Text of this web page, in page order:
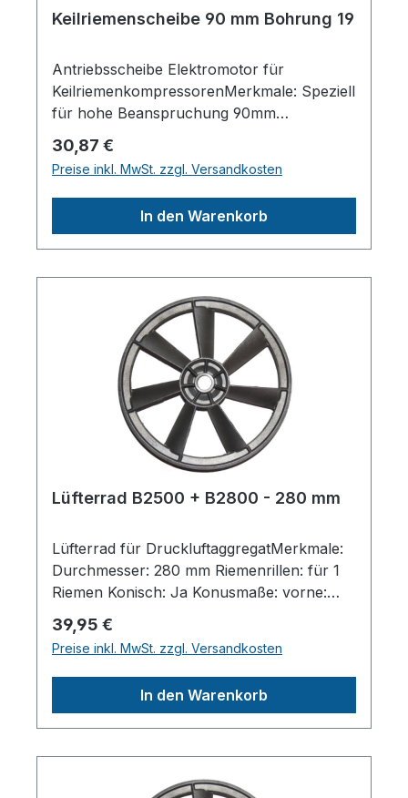
Keilriemenscheibe 90 mm Bohrung 19
Antriebsscheibe Elektromotor für
KeilriemenkompressorenMerkmale: Speziell
für hohe Beanspruchung 90mm
Aluminium Für 1 Keilriemen spa
13Herstellerpro)SALES GmbH, AEROTEC
KompressorenFerdinand-Porsche-Str. 16,
63500 Seligenstadt,
Regulärer Preis:
30,87 €
Preise inkl. MwSt. zzgl. Versandkosten
In den Warenkorb
Lüfterrad B2500 + B2800 - 280 mm
Lüfterrad für DruckluftaggregatMerkmale:
Durchmesser: 280 mm Riemenrillen: für 1
Riemen Konisch: Ja Konusmaße: vorne:
Aggregaten von Metabo / ABAC / AGRE
B2500 / B2800Herstellerpro)SALES
GmbH, AEROTEC
KompressorenFerdinand-Porsche-Str. 16,
Regulärer Preis:
39,95 €
Preise inkl. MwSt. zzgl. Versandkosten
In den Warenkorb